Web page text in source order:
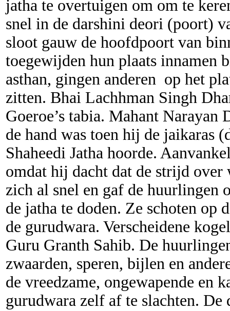
jatha te overtuigen om om te
snel in de darshini deori (poort)
sloot gauw de hoofdpoort van
toegewijden hun plaats innamen
asthan, gingen anderen op het
zitten. Bhai Lachhman Singh
Goeroe’s tabia. Mahant Narayan
de hand was toen hij de jaikaras
Shaheedi Jatha hoorde.
omdat hij dacht dat de strijd over
zich al snel en gaf de huurlingen
de jatha te doden. Ze schoten op
de gurudwara. Verscheidene
Guru Granth Sahib. De
zwaarden, speren, bijlen en
de vreedzame, ongewapende en
gurudwara zelf af te slachten. De